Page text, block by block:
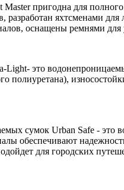
пригодна для
разработан яхтсменами
оснащены ремнями
Light- это
полиуретана),
сумок Urban Safe -
обеспечивают
для городских